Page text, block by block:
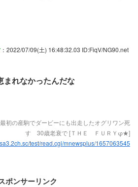
：2022/07/09(土) 16:48:32.03 ID:FiqV/NG90.net
まれなかったんだな
初の産駒でダービーにも出走したオグリワン死
す 30歳老衰で [ＴＨＥ ＦＵＲＹφ★]
test/read.cgi/mnewsplus/1657063545
ポンサーリンク